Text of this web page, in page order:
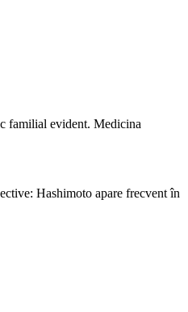
familial evident. Medicina
Hashimoto apare frecvent în